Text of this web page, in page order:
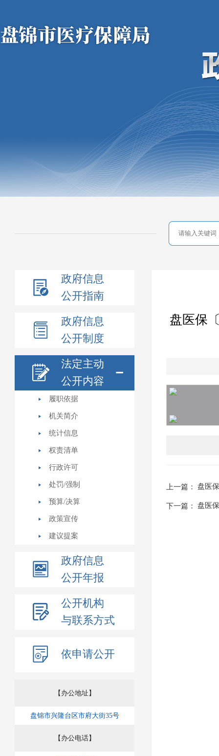
政府信息
公开指南
政府信息
公开制度
法定主动
公开内容
履职依据
机关简介
统计信息
权责清单
行政许可
处罚/强制
预算/决算
政策宣传
建议提案
政府信息
公开年报
公开机构
与联系方式
依申请公开
【办公地址】
盘锦市兴隆台区市府大街35号
【办公电话】
盘医保
上一篇： 盘医
下一篇： 盘医